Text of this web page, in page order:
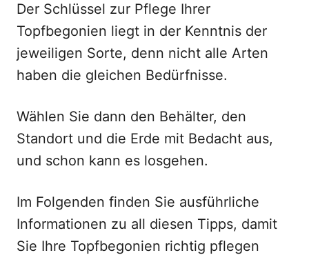
Der Schlüssel zur Pflege Ihrer
Topfbegonien liegt in der Kenntnis der
jeweiligen Sorte, denn nicht alle Arten
haben die gleichen Bedürfnisse.
Wählen Sie dann den Behälter, den
Standort und die Erde mit Bedacht aus,
und schon kann es losgehen.
Im Folgenden finden Sie ausführliche
Informationen zu all diesen Tipps, damit
Sie Ihre Topfbegonien richtig pflegen